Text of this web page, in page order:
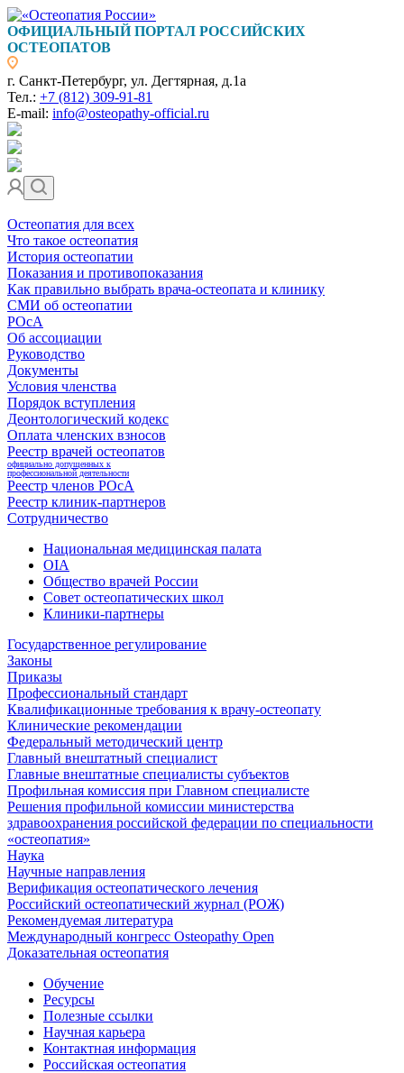
ОФИЦИАЛЬНЫЙ ПОРТАЛ РОССИЙСКИХ
ОСТЕОПАТОВ
г. Санкт-Петербург, ул. Дегтярная, д.1а
Тел.: +7 (812) 309-91-81
E-mail: info@osteopathy-official.ru
Остеопатия для всех
Что такое остеопатия
История остеопатии
Показания и противопоказания
Как правильно выбрать врача-остеопата и клинику
СМИ об остеопатии
РОсА
Об ассоциации
Руководство
Документы
Условия членства
Порядок вступления
Деонтологический кодекс
Оплата членских взносов
Реестр врачей остеопатов
официально допущенных к
профессиональной деятельности
Реестр членов РОсА
Реестр клиник-партнеров
Сотрудничество
Национальная медицинская палата
OIA
Общество врачей России
Совет остеопатических школ
Клиники-партнеры
Государственное регулирование
Законы
Приказы
Профессиональный стандарт
Квалификационные требования к врачу-остеопату
Клинические рекомендации
Федеральный методический центр
Главный внештатный специалист
Главные внештатные специалисты субъектов
Профильная комиссия при Главном специалисте
Решения профильной комиссии министерства
здравоохранения российской федерации по специальности
«остеопатия»
Наука
Научные направления
Верификация остеопатического лечения
Российский остеопатический журнал (РОЖ)
Рекомендуемая литература
Международный конгресс Osteopathy Open
Доказательная остеопатия
Обучение
Ресурсы
Полезные ссылки
Научная карьера
Контактная информация
Российская остеопатия